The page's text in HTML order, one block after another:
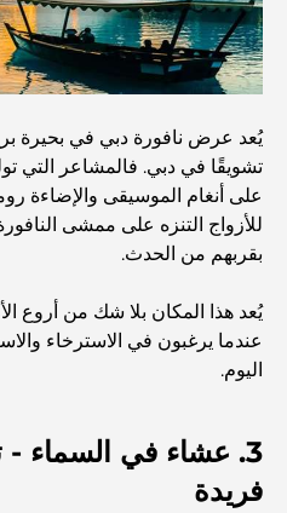
أغلى مدارس جيمس في دبي:
أفضل المطاعم الهندية في
فنادق الخمس نجوم في دبي:
يُعد عرض نافورة دبي في بحيرة
تشويقًا في دبي. فالمشاعر التي
على أنغام الموسيقى والإضاءة
للأزواج التنزه على ممشى
بقربهم من الحدث.
يُعد هذا المكان بلا شك من أروع
عندما يرغبون في الاسترخاء
اليوم.
3. عشاء في السماء -
فريدة